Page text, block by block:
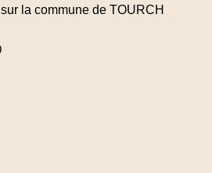
la commune de TOURCH